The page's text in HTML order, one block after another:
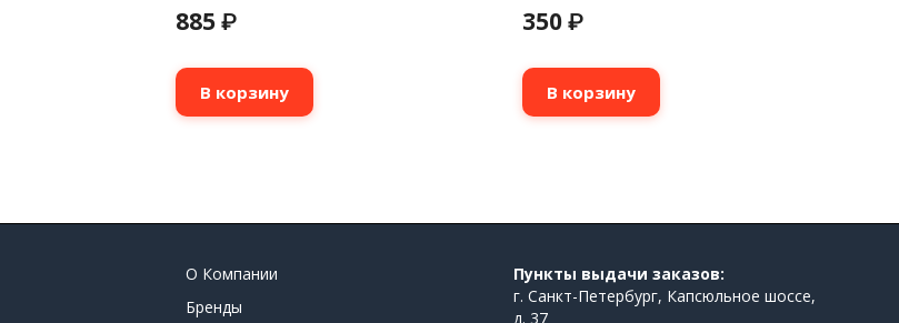
885 ₽
В корзину
350₽
В корзину
О Компании
Бренды
Пункты выдачи заказов:
г. Санкт-Петербург, Капсюльное шоссе,
д. 37